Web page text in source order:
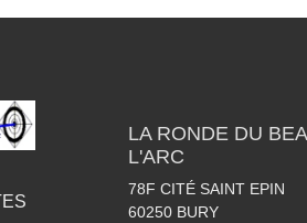
LA RONDE DU
L'ARC
78F CITÉ SAINT EPIN
60250 BURY